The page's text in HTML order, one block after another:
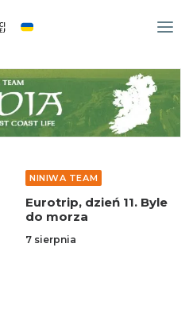
NINIWA TEAM
Eurotrip, dzień 11. Byle
do morza
7 sierpnia